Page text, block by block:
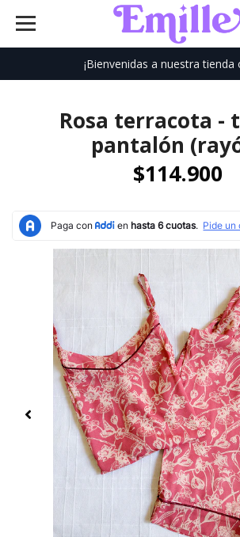
¡Bienvenidas a nuestra tienda
Rosa terracota -
pantalón
$114.900